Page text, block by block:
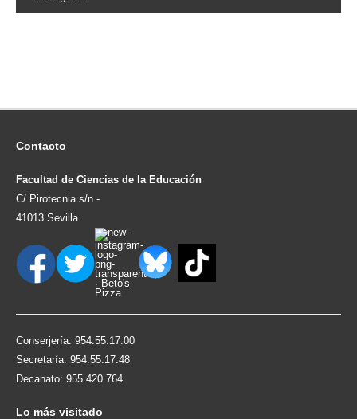
Contacto
Facultad de Ciencias de la Educación
C/ Pirotecnia s/n -
41013 Sevilla
Conserjería: 954.55.17.00
Secretaría: 954.55.17.48
Decanato: 955.420.764
Lo más visitado